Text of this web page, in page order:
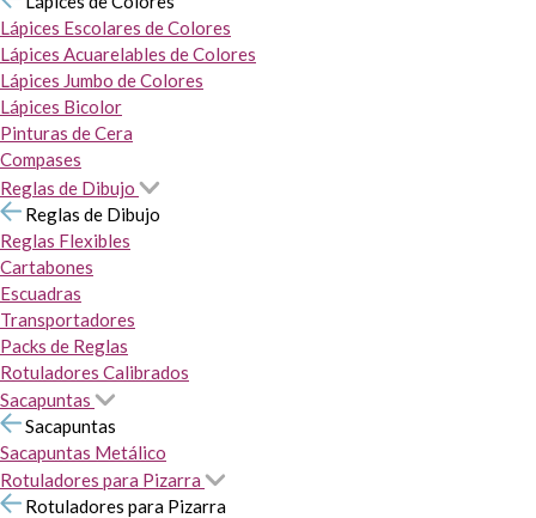
Lápices Escolares de Colores
Lápices Acuarelables de Colores
Lápices Jumbo de Colores
Lápices Bicolor
Pinturas de Cera
Compases
Reglas de Dibujo
Reglas de Dibujo
Reglas Flexibles
Cartabones
Escuadras
Transportadores
Packs de Reglas
Rotuladores Calibrados
Sacapuntas
Sacapuntas
Sacapuntas Metálico
Rotuladores para Pizarra
Rotuladores para Pizarra